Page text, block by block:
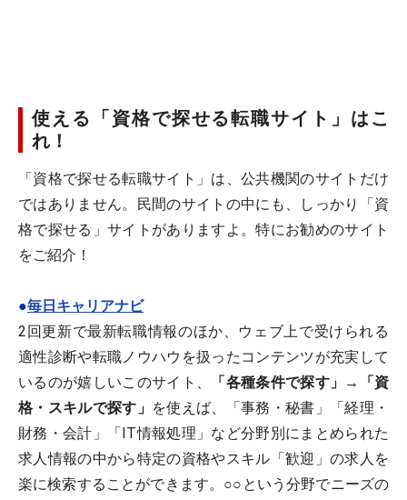
使える「資格で探せる転職サイト」はこ
れ！
「資格で探せる転職サイト」は、公共機関のサイトだけ
ではありません。民間のサイトの中にも、しっかり「資
格で探せる」サイトがありますよ。特にお勧めのサイト
をご紹介！
●毎日キャリアナビ
2回更新で最新転職情報のほか、ウェブ上で受けられる
適性診断や転職ノウハウを扱ったコンテンツが充実して
いるのが嬉しいこのサイト、
「各種条件で探す」→「資
格・スキルで探す」 を使えば、「事務・秘書」「経理・
財務・会計」「IT情報処理」など分野別にまとめられた
求人情報の中から特定の資格やスキル「歓迎」の求人を
楽に検索することができます。○○という分野でニーズの